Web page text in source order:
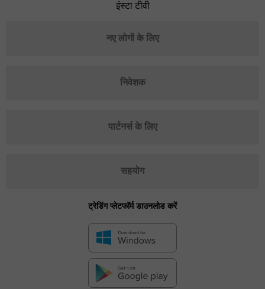
इंस्टा टीवी
नए लोगों के लिए
निवेशक
पार्टनर्स के लिए
सहयोग
ट्रेडिंग प्लेटफॉर्म डाउनलोड करें